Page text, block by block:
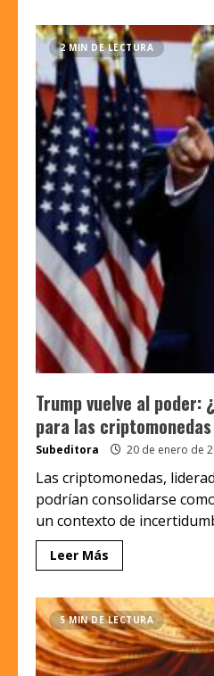
2 MIN DE LECTURA
Trump vuelve al poder:
para las
Subeditora 20 de enero de
Las criptomonedas,
podrían consolidarse
un contexto de
Leer Más
5 MIN DE LECTURA